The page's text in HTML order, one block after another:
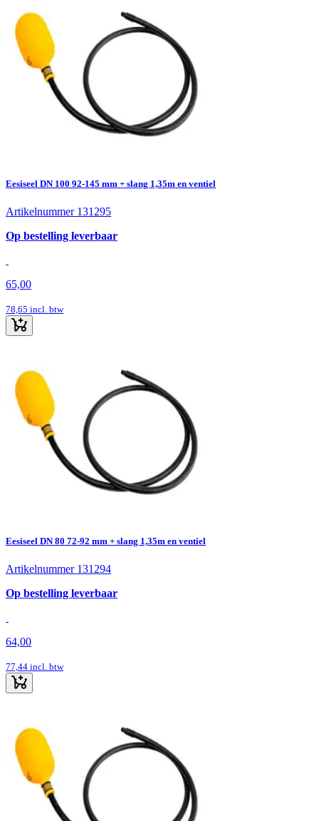
Eesiseel DN 100 92-145 mm + slang 1,35m en ventiel
Artikelnummer 131295
Op bestelling leverbaar
65,00
78,65 incl. btw
Eesiseel DN 80 72-92 mm + slang 1,35m en ventiel
Artikelnummer 131294
Op bestelling leverbaar
64,00
77,44 incl. btw